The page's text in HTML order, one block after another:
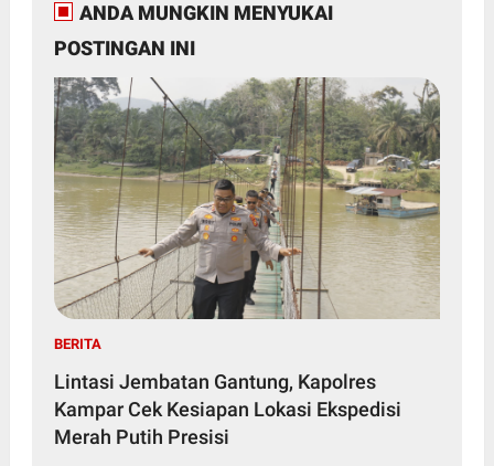
ANDA MUNGKIN MENYUKAI
POSTINGAN INI
BERITA
Lintasi Jembatan Gantung, Kapolres
Kampar Cek Kesiapan Lokasi Ekspedisi
Merah Putih Presisi